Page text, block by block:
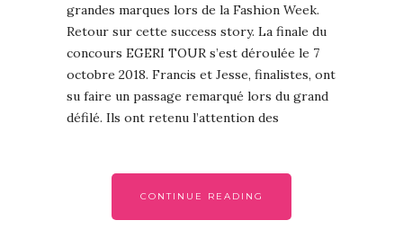
grandes marques lors de la Fashion Week.
Retour sur cette success story. La finale du
concours EGERI TOUR s’est déroulée le 7
octobre 2018. Francis et Jesse, finalistes, ont
su faire un passage remarqué lors du grand
défilé. Ils ont retenu l’attention des
CONTINUE READING